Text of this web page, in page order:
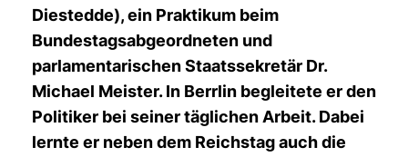
Diestedde), ein Praktikum beim
Bundestagsabgeordneten und
parlamentarischen Staatssekretär Dr.
Michael Meister. In Berrlin begleitete er den
Politiker bei seiner täglichen Arbeit. Dabei
lernte er neben dem Reichstag auch die